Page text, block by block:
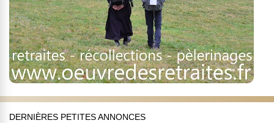
DERNIÈRES PETITES ANNONCES